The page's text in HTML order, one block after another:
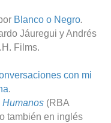
Blanco o Negro.
Jáuregui y Andrés
Films.
con mi
.
(RBA
también en inglés